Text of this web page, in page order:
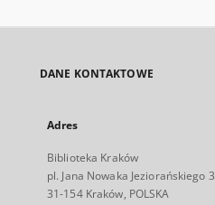
DANE KONTAKTOWE
Adres
Biblioteka Kraków
pl. Jana Nowaka Jeziorańskiego 3
31-154 Kraków, POLSKA